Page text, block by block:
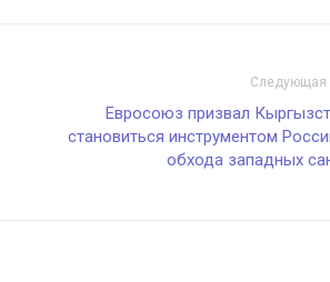
Следующая
Евросоюз призвал
становиться инструментом
обхода западных